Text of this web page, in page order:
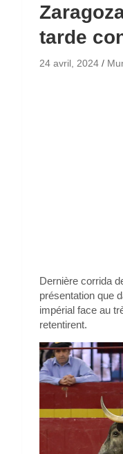
tarde
24 avril, 2024
Dernière corrida
présentation que
impérial face au
retentirent.